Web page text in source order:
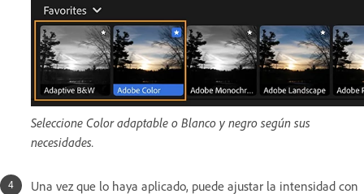
Seleccione Color adaptable o Blanco y negro según sus
necesidades.
Una vez que lo haya aplicado, puede ajustar la intensidad con